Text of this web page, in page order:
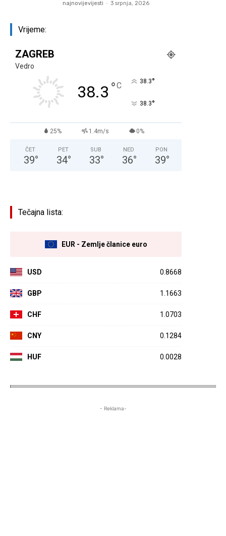
najnovijevijesti - 3 srpnja, 2026
Vrijeme:
ZAGREB
Vedro
38.3 °C 38.3°
38.3°
25% 1.4m/s 0%
ČET
39°
PET
34°
SUB
33°
NED
36°
PON
39°
Tečajna lista:
EUR - Zemlje članice euro
USD 0.8668
GBP 1.1663
CHF 1.0703
CNY 0.1284
HUF 0.0028
- Reklama-